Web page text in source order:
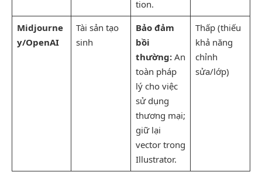
tion.
Midjourne
y/OpenAI
Tài sản tạo
sinh
Bảo đảm
bồi
thường:An
toàn pháp
lý cho việc
sử dụng
thương mại;
giữ lại
vector trong
Illustrator.
Thấp (thiếu
khả năng
chỉnh
sửa/lớp)